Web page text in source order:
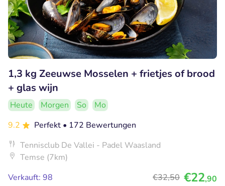
1,3 kg Zeeuwse Mosselen + frietjes of brood
+ glas wijn
Heute Morgen So
Mo
9.2
Perfekt • 172 Bewertungen
Tennisclub De Vallei - Padel Waasland
Temse (7km)
Verkauft: 98
€32,50 €22,90